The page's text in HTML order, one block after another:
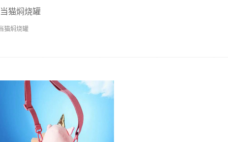
猫焖烧罐
猫焖烧罐